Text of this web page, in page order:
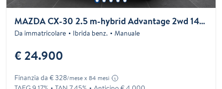
MAZDA CX-30 2.5 m-hybrid Advantage 2wd 140cv 6mt
Da immatricolare Ibrida benz. Manuale
€ 24.900
Finanzia da € 328/mese x 84 mesi